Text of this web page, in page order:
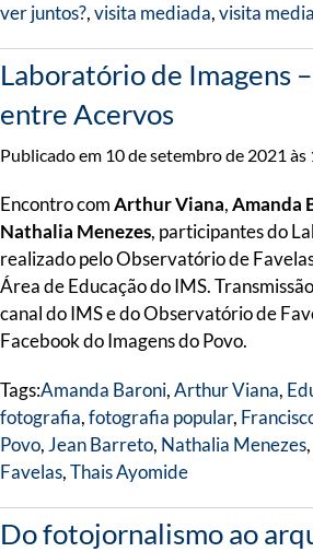
ver juntos?,visita mediada,visita
Laboratório de Imagens
entre Acervos
Publicado em 10 de setembro de 2021 às
Encontro comArthur Viana,Amanda
Nathalia Menezes, participantes do
realizado pelo Observatório de
Área de Educação do IMS.
canal do IMS e do Observatório de
Facebook do Imagens do Povo.
Tags:Amanda Baroni,Arthur Viana,
fotografia,fotografia popular,
Povo, Jean Barreto, Nathalia Menezes,
Favelas,Thais Ayomide
Do fotojornalismo ao